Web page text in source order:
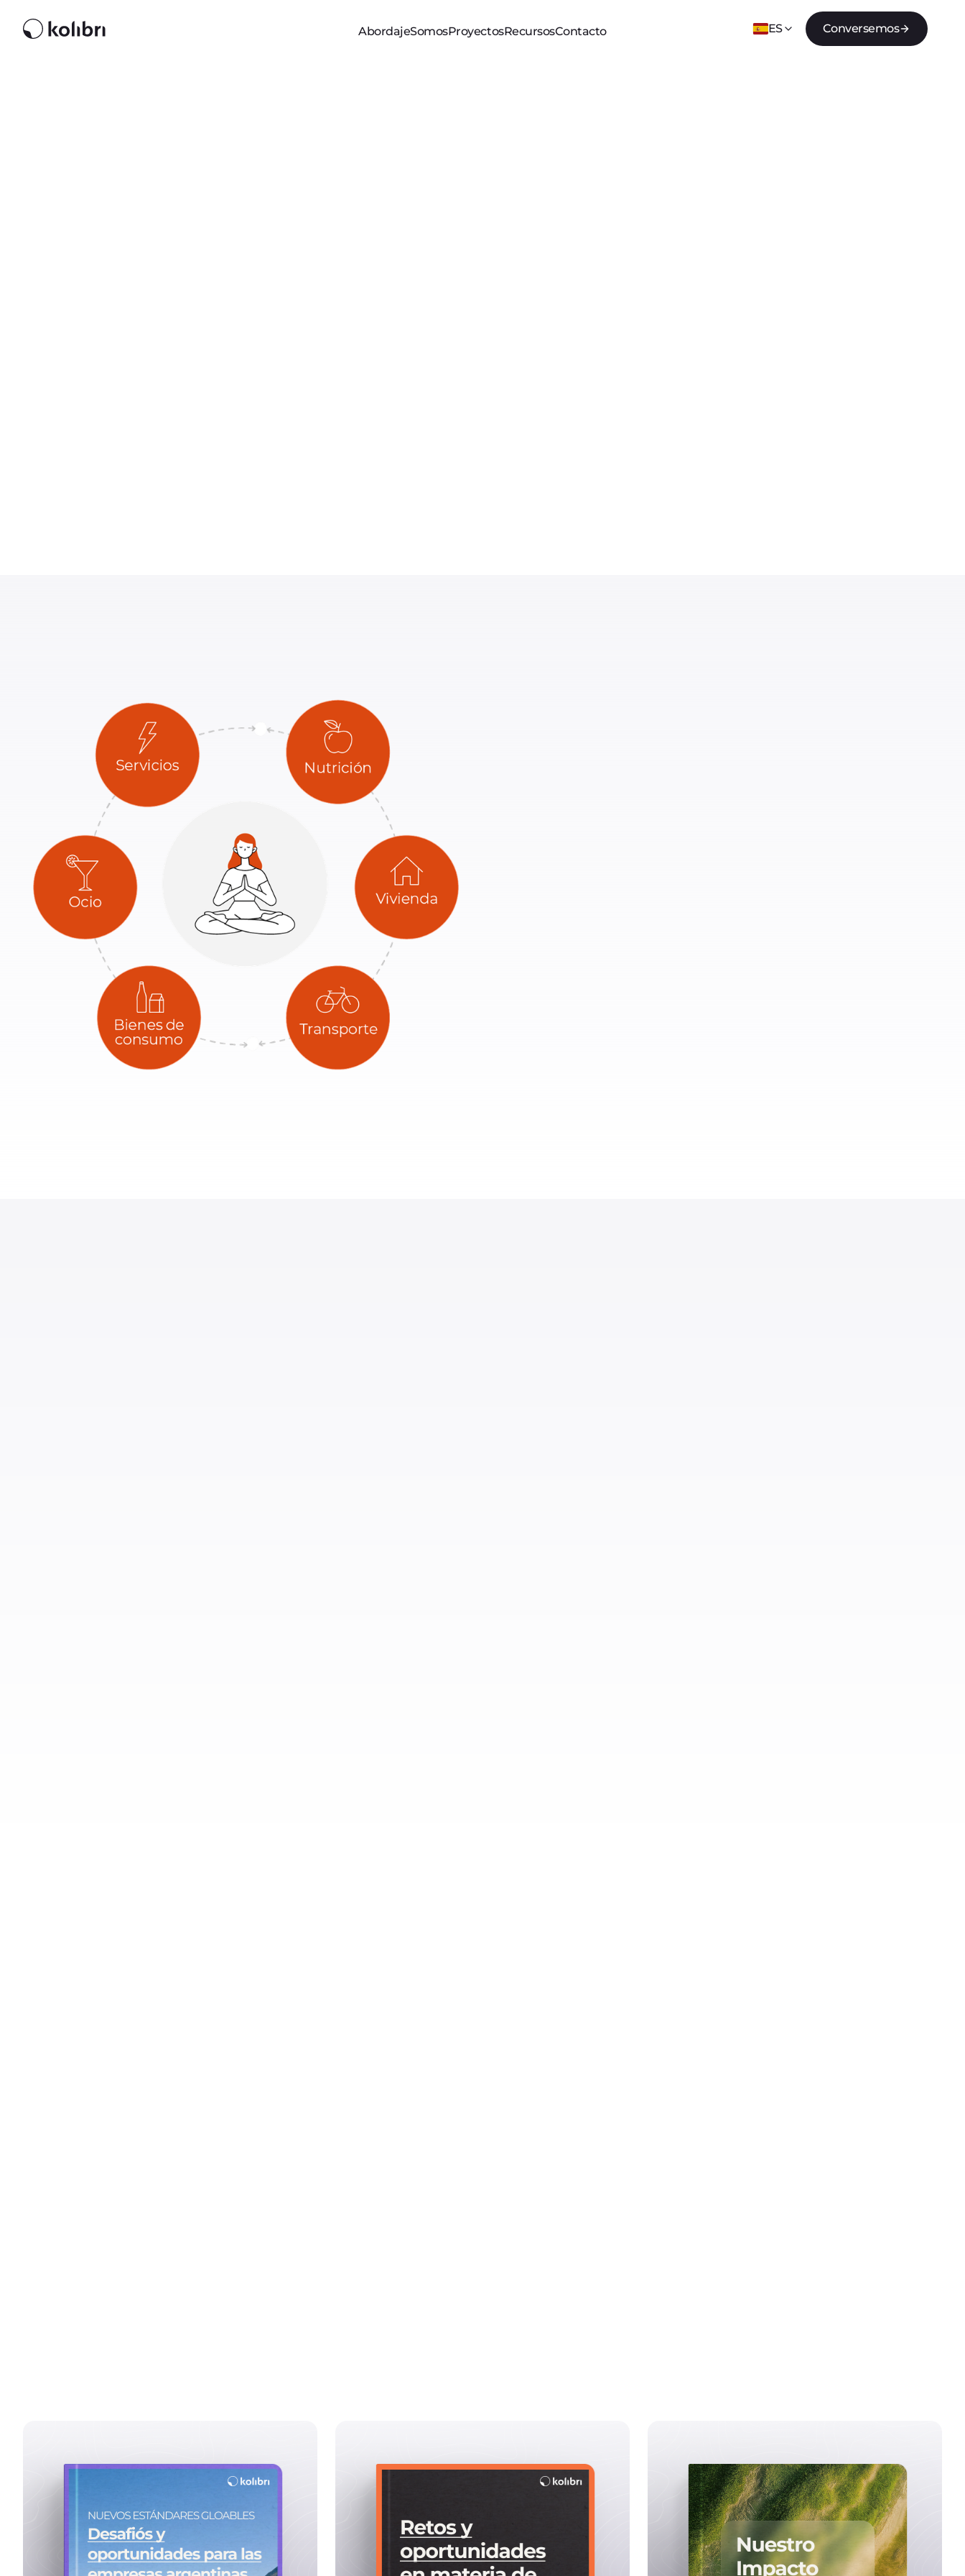
AbordajeSomosProyectosRecursosContacto ES Conversemos